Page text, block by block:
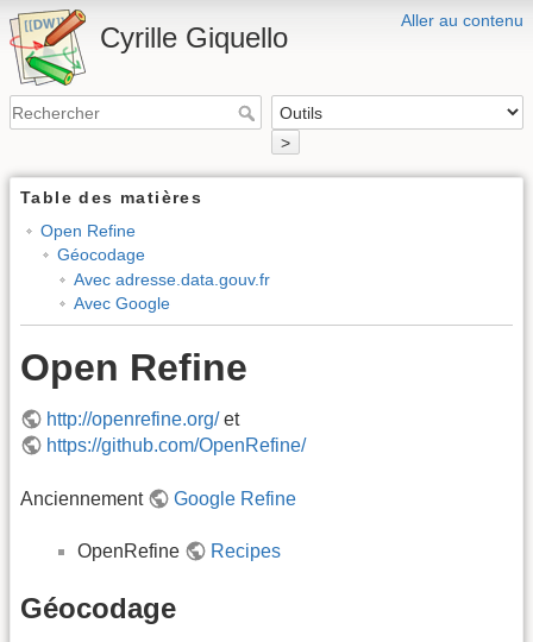
Aller au contenu
Cyrille Giquello
>
Table des matières
Open Refine
Géocodage
Avec adresse.data.gouv.fr
Avec Google
Open Refine
http://openrefine.org/et
https://github.com/OpenRefine/
Anciennement Google Refine
OpenRefine Recipes
Géocodage